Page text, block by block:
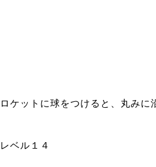
ロケットに球をつけると、丸みに
レベル１４